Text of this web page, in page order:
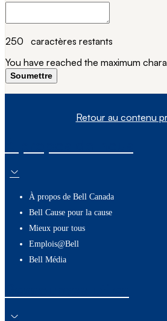
250 caractères restants
You have reached the maximum
Soumettre
Retour au contenu
À propos de Bell Canada
Bell Cause pour la cause
Mieux pour tous
Emplois@Bell
Bell Média